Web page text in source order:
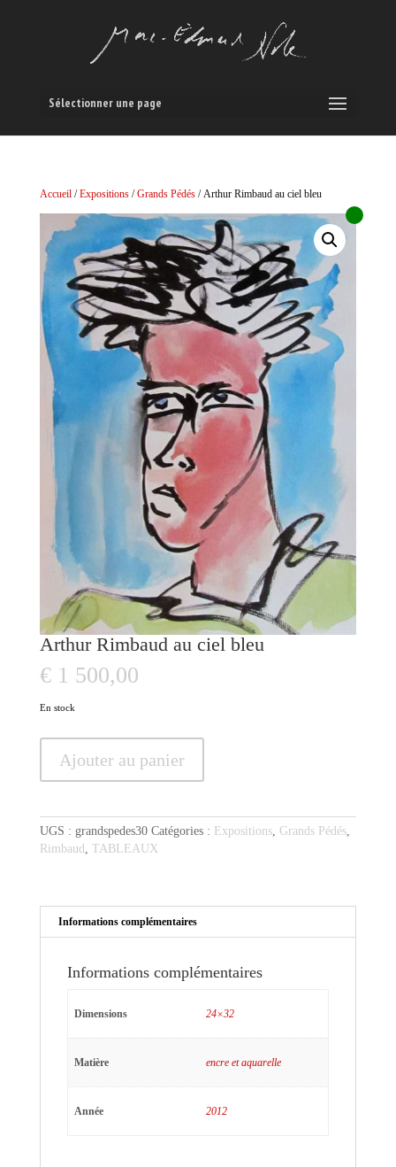
Sélectionner une page
Accueil/Expositions/Grands Pédés/ Arthur Rimbaud au ciel bleu
Arthur Rimbaud au ciel bleu
€1 500,00
En stock
Arthur
au
ciel
bleu
Ajouter au panier
UGS : grandspedes30 Catégories : Expositions, Grands Pédés,
Rimbaud , TABLEAUX
Informations complémentaires
Informations complémentaires
Dimensions 24×32
Matière encre et aquarelle
Année 2012